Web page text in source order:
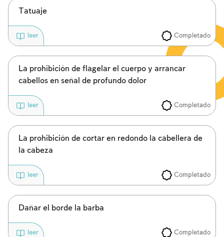
Tatuaje
Completado
leer
La prohibición de flagelar el cuerpo y arrancar
cabellos en señal de profundo dolor
Completado
leer
La prohibición de cortar en redondo la cabellera de
la cabeza
Completado
leer
Dañar el borde la barba
Completado
leer